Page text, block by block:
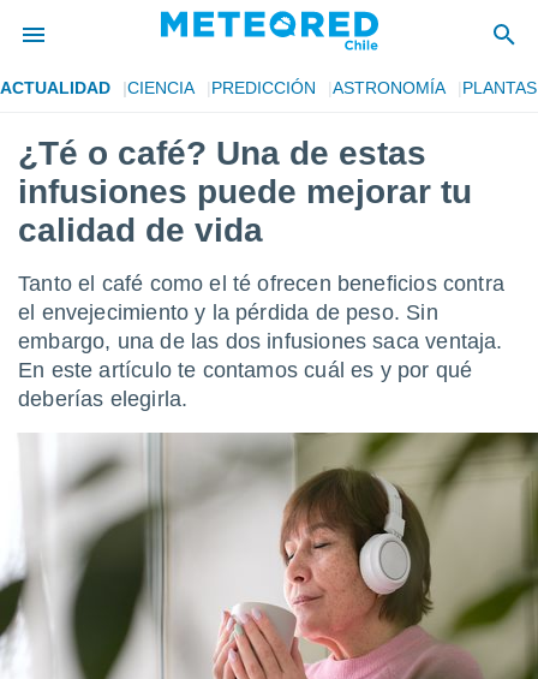
de
por
la
calidad.
a este
las
y
basada
permite
seguir
contenido
ACTUALIDAD CIENCIA PREDICCIÓN ASTRONOMÍA PLANTAS
¿Té o café? Una de estas
infusiones puede mejorar tu
calidad de vida
Tanto el café como el té ofrecen beneficios contra
el envejecimiento y la pérdida de peso. Sin
embargo, una de las dos infusiones saca ventaja.
En este artículo te contamos cuál es y por qué
deberías elegirla.